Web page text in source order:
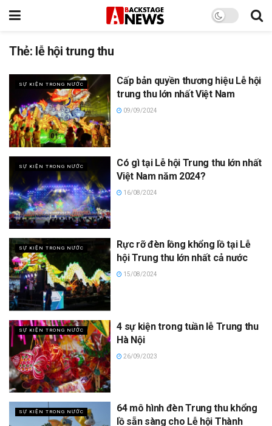
Thẻ: lễ hội trung thu
SỰ KIỆN TRONG NƯỚC
Cấp bản quyền thương hiệu Lễ hội
trung thu lớn nhất Việt Nam
09/09/2024
SỰ KIỆN TRONG NƯỚC
Có gì tại Lễ hội Trung thu lớn nhất
Việt Nam năm 2024?
16/08/2024
SỰ KIỆN TRONG NƯỚC
Rực rỡ đèn lồng khổng lồ tại Lễ
hội Trung thu lớn nhất cả nước
15/08/2024
SỰ KIỆN TRONG NƯỚC
4 sự kiện trong tuần lễ Trung thu
Hà Nội
26/09/2023
SỰ KIỆN TRONG NƯỚC
64 mô hình đèn Trung thu khổng
lồ sẵn sàng cho Lễ hội Thành